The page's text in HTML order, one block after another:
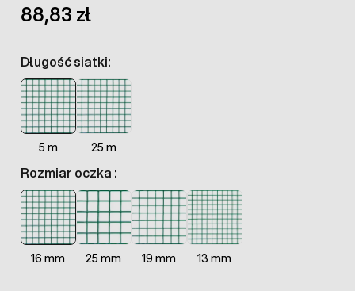
88,83 zł
Długość siatki:
5 m 25 m
Rozmiar oczka :
16 mm 25 mm 19 mm 13 mm